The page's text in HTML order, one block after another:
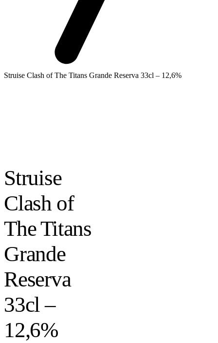
Struise Clash of The Titans Grande Reserva 33cl – 12,6%
Struise
Clash of
The Titans
Grande
Reserva
33cl –
12,6%